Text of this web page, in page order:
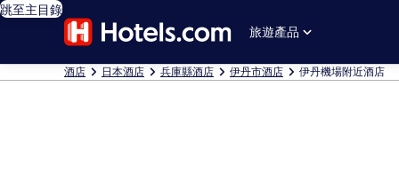
跳至主目錄
旅遊產品
酒店 日本酒店 兵庫縣酒店 伊丹市酒店 伊丹機場附近酒店